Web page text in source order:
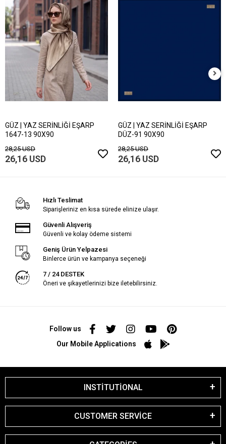
GÜZ | YAZ SERİNLİĞİ EŞARP
1647-13 90X90
28,25 USD
26,16 USD
GÜZ | YAZ SERİNLİĞİ EŞARP
DÜZ-91 90X90
28,25 USD
26,16 USD
Hızlı Teslimat
Siparişleriniz en kısa sürede elinize ulaşır.
Güvenli Alışveriş
Güvenli ve kolay ödeme sistemi
Geniş Ürün Yelpazesi
Binlerce ürün ve kampanya seçeneği
7 / 24 DESTEK
Öneri ve şikayetlerinizi bize iletebilirsiniz.
Follow us
Our Mobile Applications
INSTİTUTİONAL
CUSTOMER SERVİCE